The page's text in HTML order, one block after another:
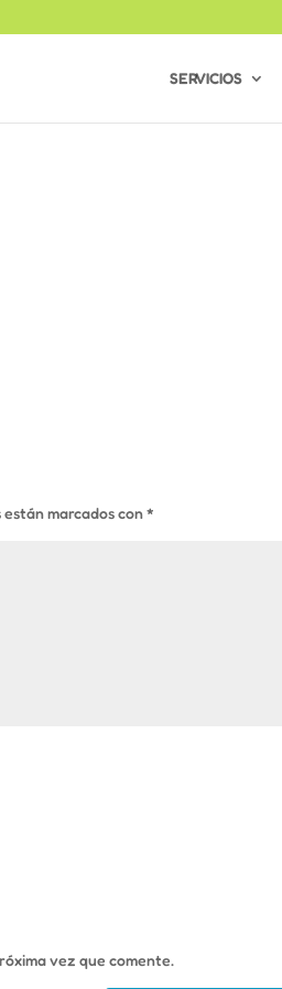
SERVICIOS
están marcados con*
vez que comente.